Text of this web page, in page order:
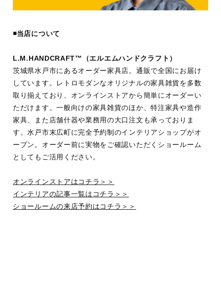
◾️当店について
L.M.HANDCRAFT™︎（エルエムハンドクラフト）
茨城県水戸市にあるオーダー家具店。通販で全国にお届け
しています。レトロモダンなオリジナルの家具雑貨を多数
取り揃えており、オンラインストアから簡単にオーダーい
ただけます。一般向けの家具雑貨のほか、特注家具や造作
家具、また店舗什器や業務用の大口注文も承っておりま
す。水戸市末広町に完全予約制のインテリアショップがオ
ープン。オーダー前に実物をご確認いただくショールーム
としてもご活用ください。
オンラインストアはコチラ＞＞
インテリアの記事一覧はコチラ＞＞
ショールームの来店予約はコチラ＞＞